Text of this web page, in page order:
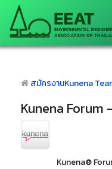
สมัครงานKunena
Kunena Forum
Kunena®